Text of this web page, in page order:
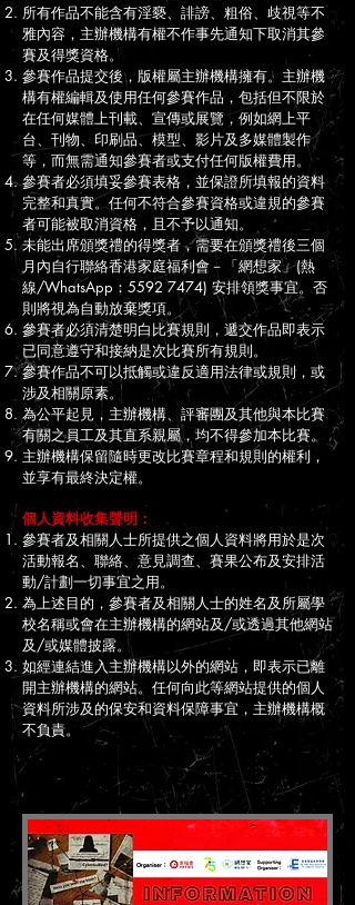
所有作品不能含有淫褻、誹謗、粗俗、歧視等不
雅內容，主辦機構有權不作事先通知下取消其參
賽及得獎資格。
參賽作品提交後，版權屬主辦機構擁有。主辦機
構有權編輯及使用任何參賽作品，包括但不限於
在任何媒體上刊載、宣傳或展覽，例如網上平
台、刊物、印刷品、模型、影片及多媒體製作
等，而無需通知參賽者或支付任何版權費用。
參賽者必須填妥參賽表格，並保證所填報的資料
完整和真實。任何不符合參賽資格或違規的參賽
者可能被取消資格，且不予以通知。
未能出席頒獎禮的得獎者，需要在頒獎禮後三個
月內自行聯絡香港家庭福利會－「網想家」(熱
線/WhatsApp：5592 7474) 安排領獎事宜。否
則將視為自動放棄獎項。
參賽者必須清楚明白比賽規則，遞交作品即表示
已同意遵守和接納是次比賽所有規則。
參賽作品不可以抵觸或違反適用法律或規則，或
涉及相關原素。
為公平起見，主辦機構、評審團及其他與本比賽
有關之員工及其直系親屬，均不得參加本比賽。
主辦機構保留隨時更改比賽章程和規則的權利，
並享有最終決定權。
個人資料收集聲明：
參賽者及相關人士所提供之個人資料將用於是次
活動報名、聯絡、意見調查、賽果公布及安排活
動/計劃一切事宜之用。
為上述目的，參賽者及相關人士的姓名及所屬學
校名稱或會在主辦機構的網站及/或透過其他網站
及/或媒體披露。
如經連結進入主辦機構以外的網站，即表示已離
開主辦機構的網站。任何向此等網站提供的個人
資料所涉及的保安和資料保障事宜，主辦機構概
不負責。